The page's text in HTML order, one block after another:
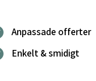
Anpassade offerter
Enkelt & smidigt